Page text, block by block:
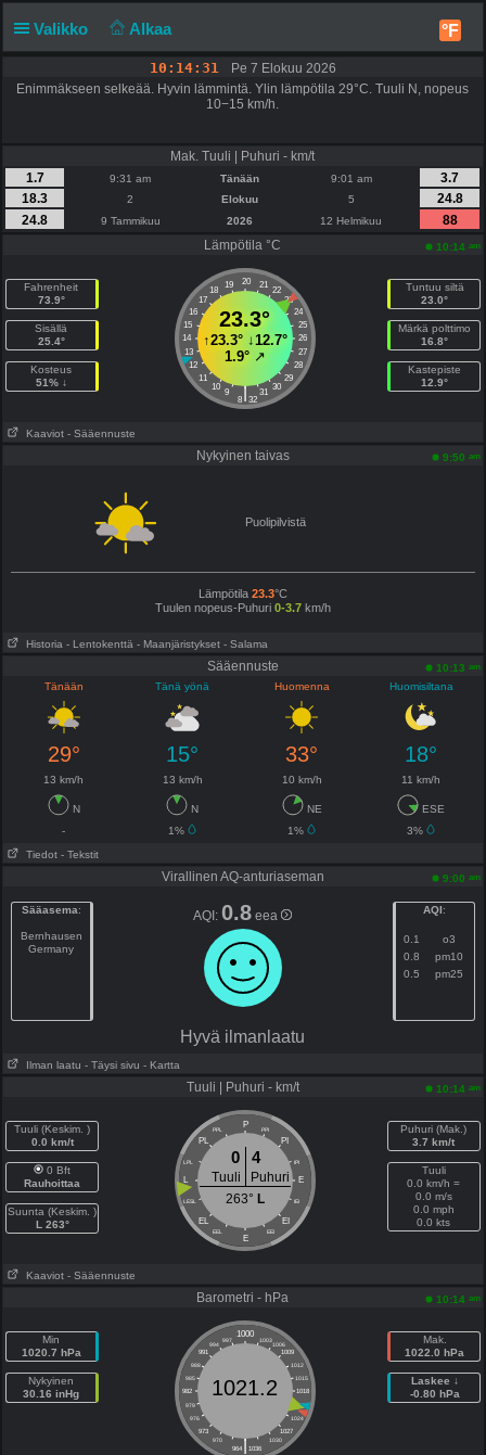
Valikko Alkaa °F
10:14:31
Pe 7 Elokuu 2026
Enimmäkseen selkeää. Hyvin lämmintä. Ylin lämpötila 29°C. Tuuli N, nopeus
10−15 km/h.
Mak. Tuuli | Puhuri - km/t
1.7
9:31 am Tänään 9:01 am
3.7
18.3
2 Elokuu 5
24.8
24.8
9 Tammikuu 2026 12 Helmikuu
88
Lämpötila °C
10:14 am
Fahrenheit
73.9°
Sisällä
25.4°
Kosteus
51% ↓
20
19 21
18
22
17
23
16
24
15
25
14
26
13
27
12
28
11
29
10
30
9 31
|
8 32
23.3°
↑23.3°↓12.7°
1.9°↗
Tuntuu siltä
23.0°
Märkä polttimo
16.8°
Kastepiste
12.9°
Kaaviot - Sääennuste
Nykyinen taivas 9:50 am
Puolipilvistä
Lämpötila 23.3°C
Tuulen nopeus-Puhuri 0-3.7km/h
Historia - Lentokenttä - Maanjäristykset - Salama
Sääennuste 10:13 am
Tänään Tänä yönä Huomenna Huomisiltana
29° 15° 33° 18°
13 km/h 13 km/h 10 km/h 11 km/h
N N NE
ESE
-
1% 1%
3%
Tiedot - Tekstit
Virallinen AQ-anturiaseman 9:00 am
Sääasema:
Bernhausen
Germany
AQI:0.8 eea AQI:
0.1
o3
0.8
pm10
0.5
pm25
Hyvä ilmanlaatu
Ilman laatu - Täysi sivu - Kartta
Tuuli | Puhuri - km/t 10:14 am
Tuuli (Keskim. )
0.0 km/t
0 Bft
Rauhoittaa
Suunta (Keskim. )
L 263°
P
PPL PPI
PL PI
LPL IPI
L E
LESL IEI
EL EI
EEL EEI
E
0 4
Tuuli
Puhuri
263° L
Puhuri (Mak.)
3.7 km/t
Tuuli
0.0 km/h =
0.0 m/s
0.0 mph
0.0 kts
Kaaviot - Sääennuste
Barometri - hPa 10:14 am
Min
1020.7 hPa
Nykyinen
30.16 inHg
1000
997 1003
994
1006
991
1009
988
1012
985
1015
982
1018
979
1021
976
1024
973
1027
970
1030
|
964 1036
1021.2
Mak.
1022.0 hPa
Laskee ↓
-0.80 hPa